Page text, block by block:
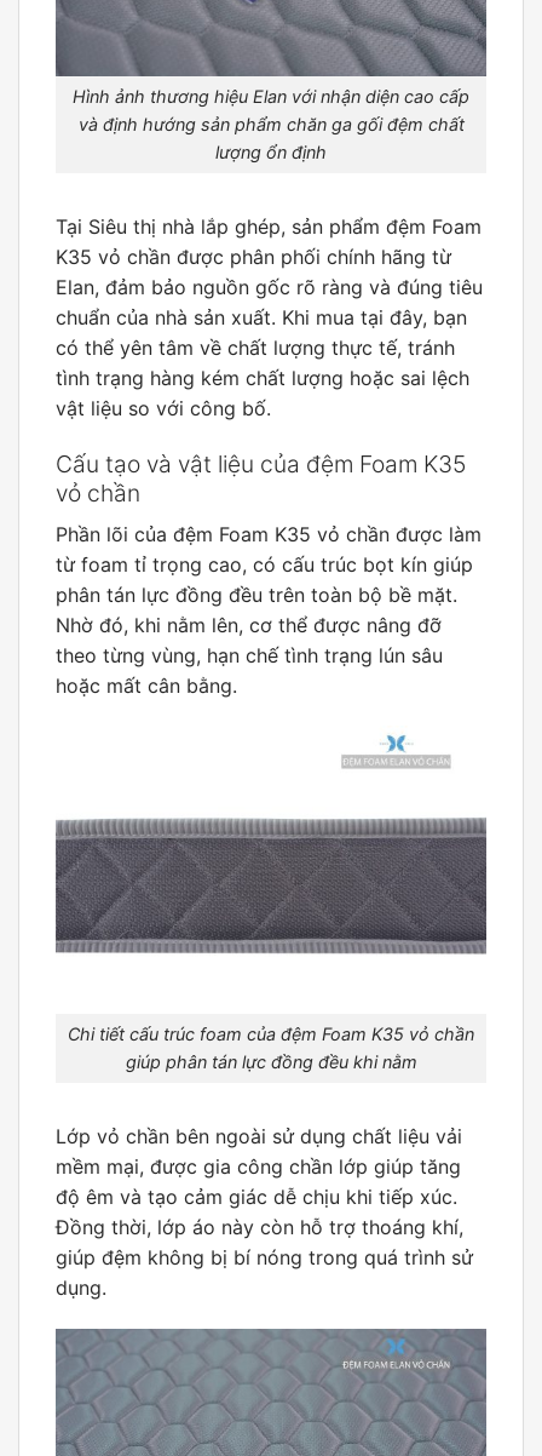
Hình ảnh thương hiệu Elan với nhận diện cao cấp
và định hướng sản phẩm chăn ga gối đệm chất
lượng ổn định
Tại Siêu thị nhà lắp ghép, sản phẩm đệm Foam
K35 vỏ chần được phân phối chính hãng từ
Elan, đảm bảo nguồn gốc rõ ràng và đúng tiêu
chuẩn của nhà sản xuất. Khi mua tại đây, bạn
có thể yên tâm về chất lượng thực tế, tránh
tình trạng hàng kém chất lượng hoặc sai lệch
vật liệu so với công bố.
Cấu tạo và vật liệu của đệm Foam K35
vỏ chần
Phần lõi của đệm Foam K35 vỏ chần được làm
từ foam tỉ trọng cao, có cấu trúc bọt kín giúp
phân tán lực đồng đều trên toàn bộ bề mặt.
Nhờ đó, khi nằm lên, cơ thể được nâng đỡ
theo từng vùng, hạn chế tình trạng lún sâu
hoặc mất cân bằng.
Chi tiết cấu trúc foam của đệm Foam K35 vỏ chần
giúp phân tán lực đồng đều khi nằm
Lớp vỏ chần bên ngoài sử dụng chất liệu vải
mềm mại, được gia công chần lớp giúp tăng
độ êm và tạo cảm giác dễ chịu khi tiếp xúc.
Đồng thời, lớp áo này còn hỗ trợ thoáng khí,
giúp đệm không bị bí nóng trong quá trình sử
dụng.